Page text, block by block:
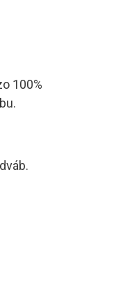
100%